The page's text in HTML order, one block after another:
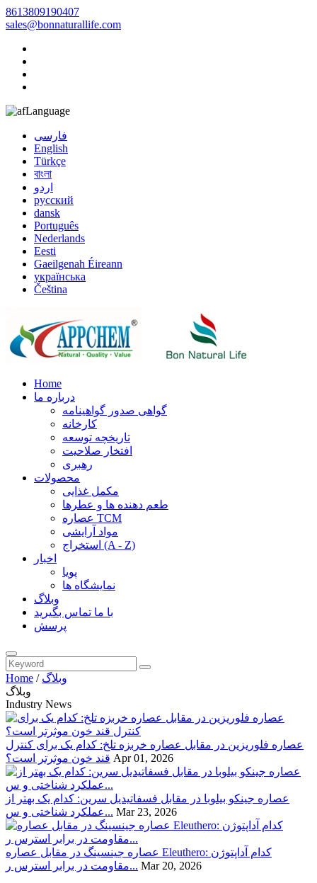
8613809190407
sales@bonnaturallife.com
Language
فارسی
English
Türkçe
বাংলা
اردو
русский
dansk
Português
Nederlands
Eesti
Gaeilgenah Éireann
українська
Čeština
Home
درباره ما
گواهی صدور گواهینامه
کارخانه
تاریخچه توسعه
افتخار صلاحیت
رهبری
محصولات
مکمل غذایی
طعم دهنده ها و عطرها
عصاره TCM
مواد آرایشی
استخراج (A - Z)
اخبار
پویا
نمایشگاه ها
وبلاگ
با ما تماس بگیرید
پرسش
Home / وبلاگ
وبلاگ
Industry News
عصاره فلوریزین در مقابل عصاره خربزه تلخ: کدام یک برای کنترل
قند خون موثرتر است؟ Apr 01, 2026
عصاره جینکو بیلوبا در مقابل فسفاتیدیل سرین: کدام یک بهتر از
عملکرد شناختی و س... Mar 23, 2026
عصاره جینسینگ در مقابل عصاره Eleuthero: کدام آداپتوژن
مقاومت در برابر استرس ر... Mar 20, 2026